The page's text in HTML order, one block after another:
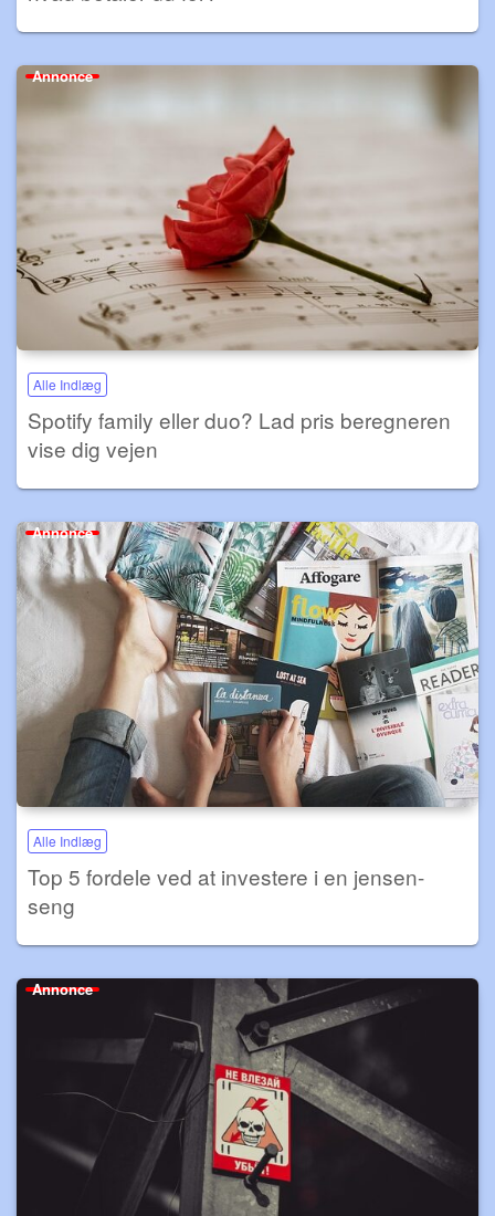
Annonce
Alle Indlæg
Spotify family eller duo? Lad pris beregneren
vise dig vejen
Annonce
Alle Indlæg
Top 5 fordele ved at investere i en jensen-
seng
Annonce